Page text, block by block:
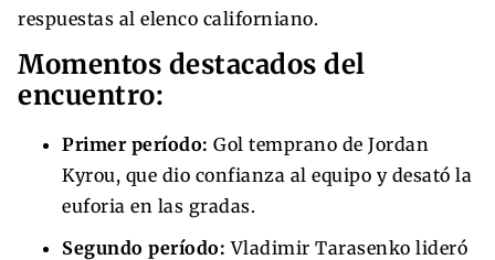
respuestas al elenco californiano.
Momentos destacados del
encuentro:
Primer período: Gol temprano de Jordan
Kyrou, que dio confianza al equipo y desató la
euforia en las gradas.
Segundo período: Vladimir Tarasenko lideró